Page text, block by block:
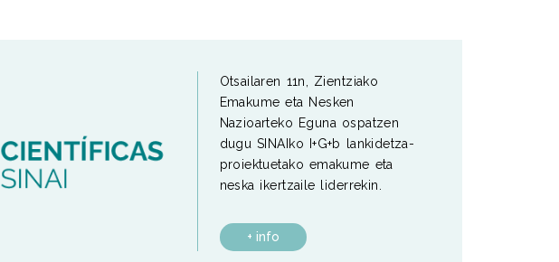
Otsailaren 11n, Zientziako
Emakume eta Nesken
Nazioarteko Eguna ospatzen
dugu SINAIko I+G+b lankidetza-
proiektuetako emakume eta
neska ikertzaile liderrekin.
+ info